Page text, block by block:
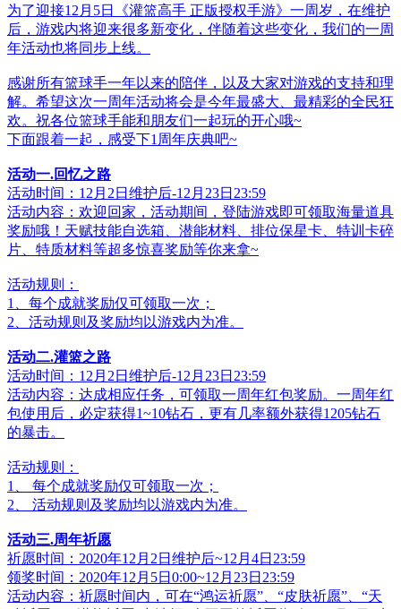
为了迎接12月5日《灌篮高手 正版授权手游》一周岁，在维护
后，游戏内将迎来很多新变化，伴随着这些变化，我们的一周
年活动也将同步上线。
感谢所有篮球手一年以来的陪伴，以及大家对游戏的支持和理
解。希望这次一周年活动将会是今年最盛大、最精彩的全民狂
欢。祝各位篮球手能和朋友们一起玩的开心哦~
下面跟着一起，感受下1周年庆典吧~
活动一.回忆之路
活动时间：12月2日维护后-12月23日23:59
活动内容：欢迎回家，活动期间，登陆游戏即可领取海量道具
奖励哦！天赋技能自选箱、潜能材料、排位保星卡、特训卡碎
片、特质材料等超多惊喜奖励等你来拿~
活动规则：
1、每个成就奖励仅可领取一次；
2、活动规则及奖励均以游戏内为准。
活动二.灌篮之路
活动时间：12月2日维护后-12月23日23:59
活动内容：达成相应任务，可领取一周年红包奖励。一周年红
包使用后，必定获得1~10钻石，更有几率额外获得1205钻石
的暴击。
活动规则：
1、 每个成就奖励仅可领取一次；
2、 活动规则及奖励均以游戏内为准。
活动三.周年祈愿
祈愿时间：2020年12月2日维护后~12月4日23:59
领奖时间：2020年12月5日0:00~12月23日23:59
活动内容：祈愿时间内，可在“鸿运祈愿”、“皮肤祈愿”、“天